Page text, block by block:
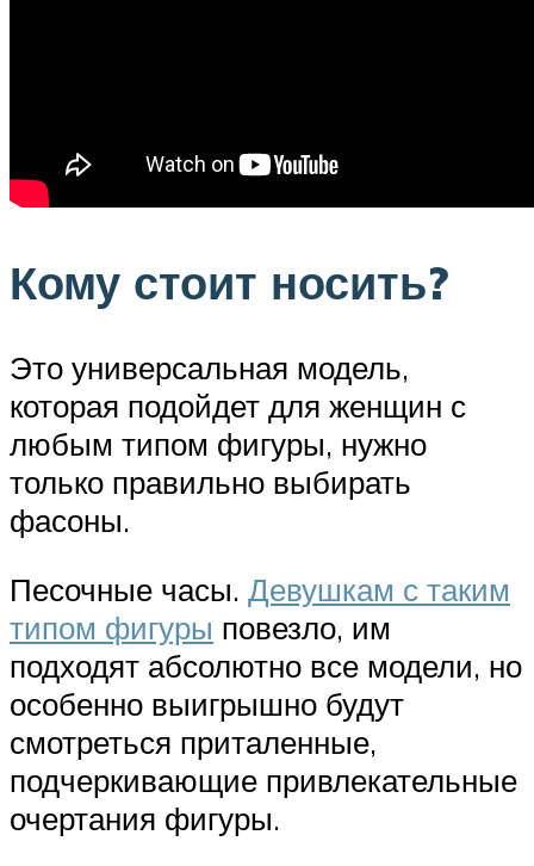
Кому стоит носить?
Это универсальная модель,
которая подойдет для женщин с
любым типом фигуры, нужно
только правильно выбирать
фасоны.
Песочные часы. Девушкам с таким
типом фигуры повезло, им
подходят абсолютно все модели, но
особенно выигрышно будут
смотреться приталенные,
подчеркивающие привлекательные
очертания фигуры.